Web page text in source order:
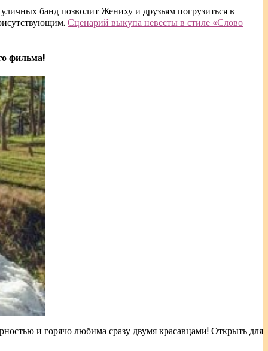
банд позволит Жениху и друзьям погрузиться в
Сценарий выкупа невесты в стиле «Слово
фильма!
и горячо любима сразу двумя красавцами! Открыть для